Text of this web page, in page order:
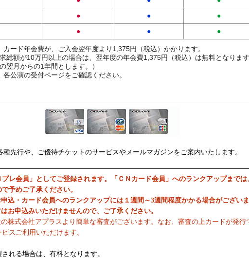
● ● ●
● ● ●
カード年会費が、ご入会翌年度より1,375円（税込）かかります。
総額が10万円以上の場合は、翌年度の年会費1,375円（税込）は無料となります
翌月からの1年間とします。）
公演の受付ページをご確認ください。
先行や、ご優待チケットのサービスやメールマガジンをご案内いたします。
レ会員」としてご登録されます。「ＣＮカード会員」へのランクアップまで
予めご了承ください。
込・カード会員へのランクアップには１週間～3週間程度かかる場合がございま
お申込みいただけませんので、ご了承ください。
株式会社アプラスより簡単な審査がございます。なお、審査の上カードが発行
スご利用いただけます。
れる場合は、有料となります。